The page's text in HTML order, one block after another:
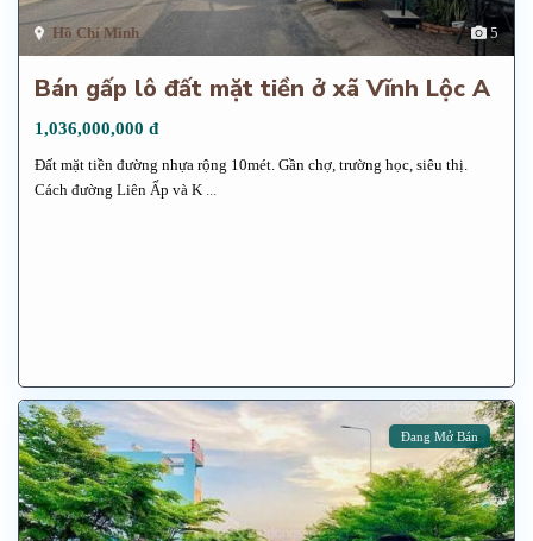
5
Hồ Chí Minh
Bán gấp lô đất mặt tiền ở xã Vĩnh Lộc A
1,036,000,000 đ
Đất mặt tiền đường nhựa rộng 10mét. Gần chợ, trường học, siêu thị.
Cách đường Liên Ấp và K ...
Đang Mở Bán